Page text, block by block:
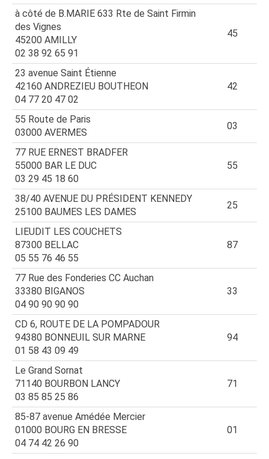
à côté de B.MARIE 633 Rte de Saint Firmin
des Vignes
45200 AMILLY
02 38 92 65 91
45
23 avenue Saint Étienne
42160 ANDREZIEU BOUTHEON
04 77 20 47 02
42
55 Route de Paris
03000 AVERMES
03
77 RUE ERNEST BRADFER
55000 BAR LE DUC
03 29 45 18 60
55
38/40 AVENUE DU PRÉSIDENT KENNEDY
25100 BAUMES LES DAMES
25
LIEUDIT LES COUCHETS
87300 BELLAC
05 55 76 46 55
87
77 Rue des Fonderies CC Auchan
33380 BIGANOS
04 90 90 90 90
33
CD 6, ROUTE DE LA POMPADOUR
94380 BONNEUIL SUR MARNE
01 58 43 09 49
94
Le Grand Sornat
71140 BOURBON LANCY
03 85 85 25 86
71
85-87 avenue Amédée Mercier
01000 BOURG EN BRESSE
04 74 42 26 90
01